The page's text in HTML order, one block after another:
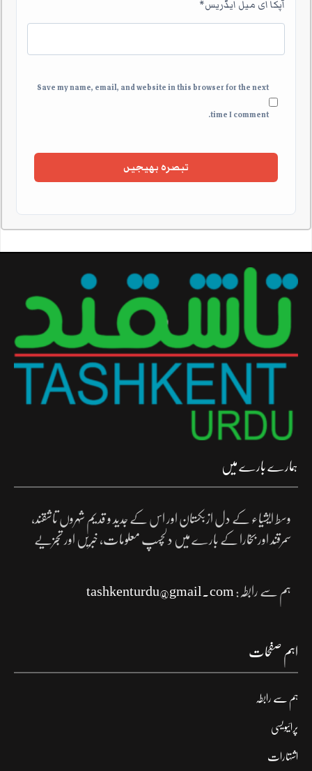
آپکا ای میل ایڈریس*
Save my name, email, and website in this browser for the next
time I comment.
ہمارے بارے میں
وسط ایشیاء کے دل ازبکستان اور اس کے جدید و قدیم شہروں تاشقند،
سمرقند اور بخارا کے بارے میں دلچسپ معلومات، خبریں اور تجزیے
ہم سے رابطہ: tashkenturdu@gmail.com
اہم صفحات
ہم سے رابطہ
پرائیویسی
اشتہارات